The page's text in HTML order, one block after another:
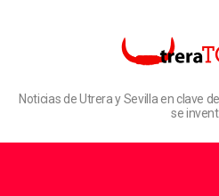
Noticias de Utrera y Sevilla en clave
se